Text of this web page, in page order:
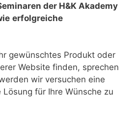
der H&K Akademy
erfolgreiche
gewünschtes Produkt oder
Website finden, sprechen
wir versuchen eine
für Ihre Wünsche zu